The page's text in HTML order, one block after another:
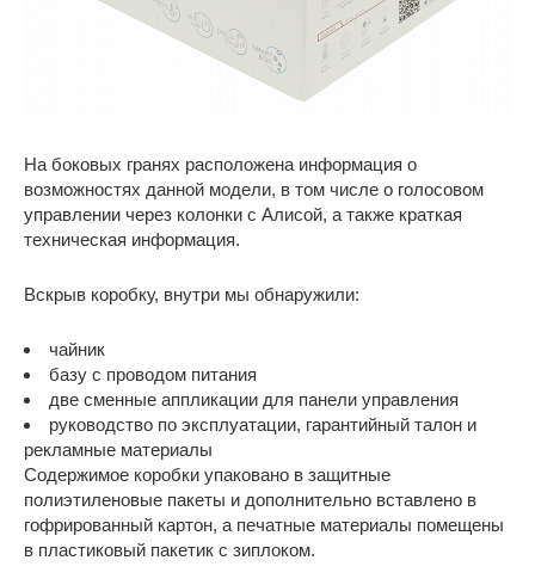
На боковых гранях расположена информация о
возможностях данной модели, в том числе о голосовом
управлении через колонки с Алисой, а также краткая
техническая информация.
Вскрыв коробку, внутри мы обнаружили:
чайник
базу с проводом питания
две сменные аппликации для панели управления
руководство по эксплуатации, гарантийный талон и
рекламные материалы
Содержимое коробки упаковано в защитные
полиэтиленовые пакеты и дополнительно вставлено в
гофрированный картон, а печатные материалы помещены
в пластиковый пакетик с зиплоком.